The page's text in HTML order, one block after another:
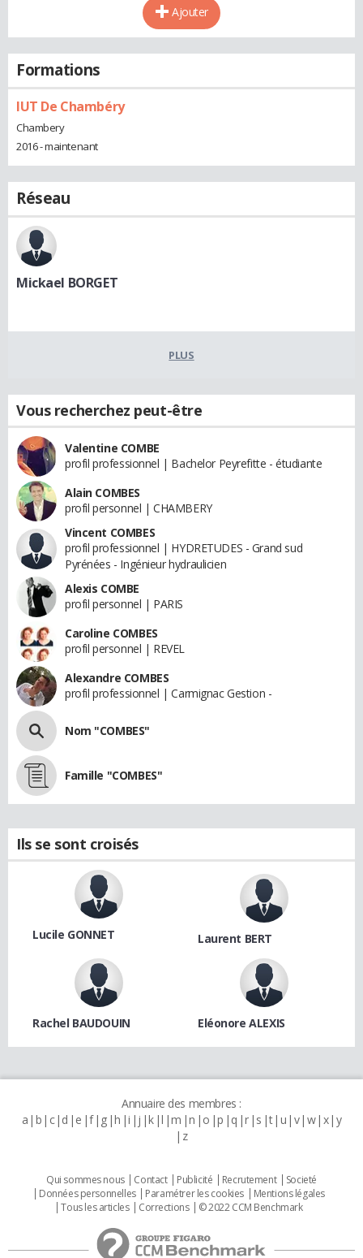
Ajouter
Formations
IUT De Chambéry
Chambery
2016 - maintenant
Réseau
Mickael BORGET
PLUS
Vous recherchez peut-être
Valentine COMBE
profil professionnel | Bachelor Peyrefitte - étudiante
Alain COMBES
profil personnel | CHAMBERY
Vincent COMBES
profil professionnel | HYDRETUDES - Grand sud
Pyrénées - Ingénieur hydraulicien
Alexis COMBE
profil personnel | PARIS
Caroline COMBES
profil personnel | REVEL
Alexandre COMBES
profil professionnel | Carmignac Gestion -
Nom "COMBES"
Famille "COMBES"
Ils se sont croisés
Lucile GONNET Laurent BERT
Rachel BAUDOUIN Eléonore ALEXIS
Annuaire des membres :
a b c d e f g h i j k l m n o p q r s t u v w x y
z
Qui sommes nous Contact Publicité Recrutement
Societé
Données personnelles
Paramétrer les cookies
Mentions légales
Tous les articles
Corrections © 2022 CCM Benchmark